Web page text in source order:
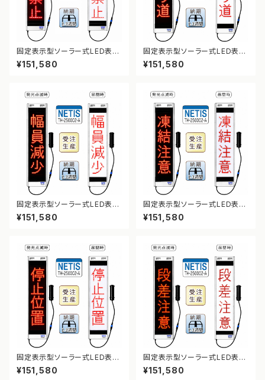
固定表示型ソーラー式LED表示
板 ドットサイン【通行禁止】【NE
TIS登録】
¥151,580
固定表示型ソーラー式LED表示
板 ドットサイン【まわり道】【NE
TIS登録】
¥151,580
固定表示型ソーラー式LED表示
板 ドットサイン【幅員減少】【NE
TIS登録】
¥151,580
固定表示型ソーラー式LED表示
板 ドットサイン【凍結注意】【NE
TIS登録】
¥151,580
固定表示型ソーラー式LED表示
板 ドットサイン【停止位置】【NE
TIS登録】
¥151,580
固定表示型ソーラー式LED表示
板 ドットサイン【段差注意】【NE
TIS登録】
¥151,580